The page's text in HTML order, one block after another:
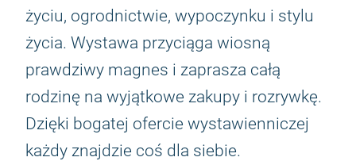
życiu, ogrodnictwie, wypoczynku i stylu
życia. Wystawa przyciąga wiosną
prawdziwy magnes i zaprasza całą
rodzinę na wyjątkowe zakupy i rozrywkę.
Dzięki bogatej ofercie wystawienniczej
każdy znajdzie coś dla siebie.